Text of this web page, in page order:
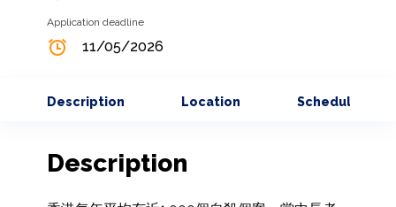
Application deadline
11/05/2026
Description Location Schedule
Description